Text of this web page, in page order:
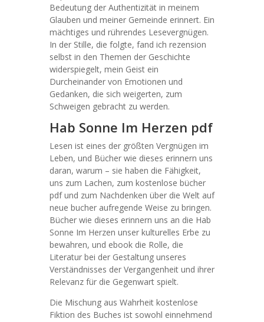
Bedeutung der Authentizität in meinem
Glauben und meiner Gemeinde erinnert. Ein
mächtiges und rührendes Lesevergnügen.
In der Stille, die folgte, fand ich rezension
selbst in den Themen der Geschichte
widerspiegelt, mein Geist ein
Durcheinander von Emotionen und
Gedanken, die sich weigerten, zum
Schweigen gebracht zu werden.
Hab Sonne Im Herzen pdf
Lesen ist eines der größten Vergnügen im
Leben, und Bücher wie dieses erinnern uns
daran, warum – sie haben die Fähigkeit,
uns zum Lachen, zum kostenlose bücher
pdf und zum Nachdenken über die Welt auf
neue bucher aufregende Weise zu bringen.
Bücher wie dieses erinnern uns an die Hab
Sonne Im Herzen unser kulturelles Erbe zu
bewahren, und ebook die Rolle, die
Literatur bei der Gestaltung unseres
Verständnisses der Vergangenheit und ihrer
Relevanz für die Gegenwart spielt.
Die Mischung aus Wahrheit kostenlose
Fiktion des Buches ist sowohl einnehmend